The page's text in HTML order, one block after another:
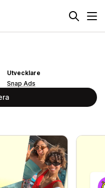
Utvecklare
Snap Ads